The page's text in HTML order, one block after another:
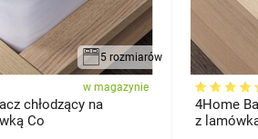
5 rozmiarów
w magazynie
chłodzący na
Co
4Home
z